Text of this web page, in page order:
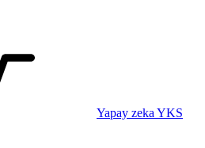
Yapay zeka YKS